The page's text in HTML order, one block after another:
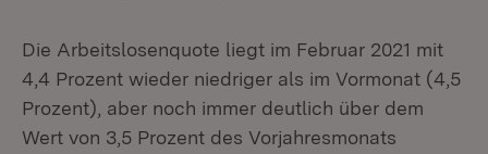
Die Arbeitslosenquote liegt im Februar 2021 mit
4,4 Prozent wieder niedriger als im Vormonat (4,5
Prozent), aber noch immer deutlich über dem
Wert von 3,5 Prozent des Vorjahresmonats